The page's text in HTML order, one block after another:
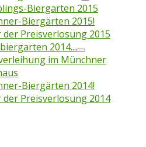
Biergarten 2015
Biergärten 2015!
der Preisverlosung 2015
2014...
im Münchner
Biergärten 2014!
der Preisverlosung 2014